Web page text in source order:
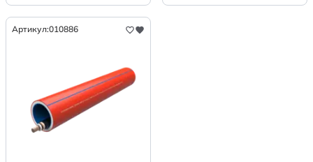
Артикул:010886